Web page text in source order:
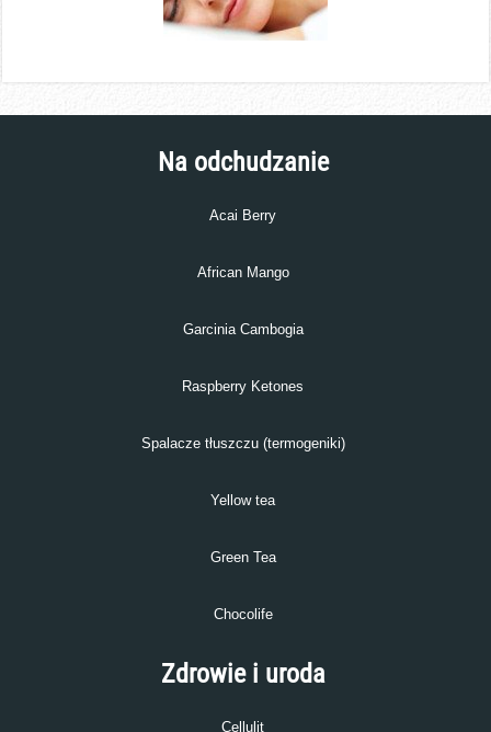
Na odchudzanie
Acai Berry
African Mango
Garcinia Cambogia
Raspberry Ketones
Spalacze tłuszczu (termogeniki)
Yellow tea
Green Tea
Chocolife
Zdrowie i uroda
Cellulit